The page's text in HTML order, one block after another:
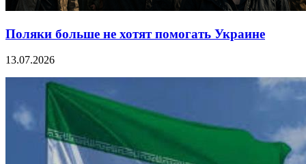
Поляки больше не хотят помогать Украине
13.07.2026